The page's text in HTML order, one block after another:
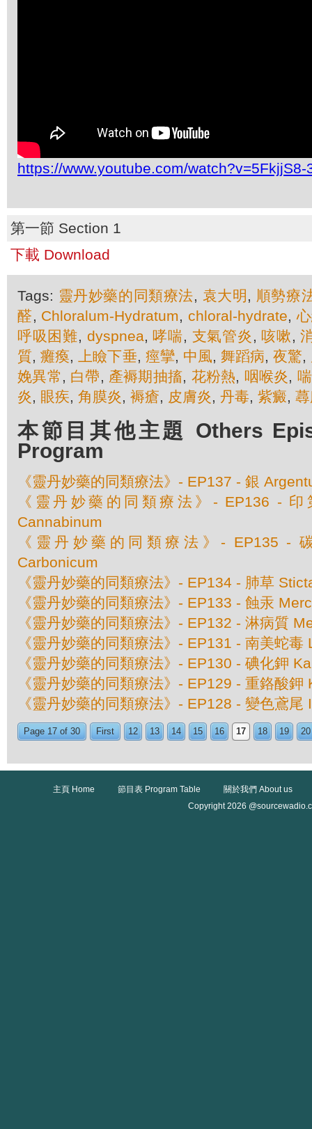
https://www.youtube.com/watch?v=5FkjjS8-
第一節 Section 1
下載 Download
Tags: 靈丹妙藥的同類療法, 袁大明 , 順勢療
醛, Chloralum-Hydratum, chloral-hydrate,
呼吸困難, dyspnea, 哮喘, 支氣管炎 , 咳嗽,
質,癱瘓, 上瞼下垂, 痙攣, 中風, 舞蹈病,夜驚,
娩異常 , 白帶, 產褥期抽搐, 花粉熱, 咽喉炎,
炎, 眼疾, 角膜炎, 褥瘡, 皮膚炎, 丹毒, 紫癜,
本節目其他主題 Others
Program
《靈丹妙藥的同類療法》- EP137 - 銀
《靈丹妙藥的同類療法》- EP136 - 印
Cannabinum
《靈丹妙藥的同類療法》- EP135 -
Carbonicum
《靈丹妙藥的同類療法》- EP134 - 肺草
《靈丹妙藥的同類療法》- EP133 - 蝕汞
《靈丹妙藥的同類療法》- EP132 - 淋病質
《靈丹妙藥的同類療法》- EP131 - 南美蛇毒
《靈丹妙藥的同類療法》- EP130 - 碘化鉀
《靈丹妙藥的同類療法》- EP129 - 重鉻酸
《靈丹妙藥的同類療法》- EP128 - 變色鳶尾
Page 17 of 30 First 12 13 14 15 16 17 18 19 20
主頁 Home 節目表 Program Table
關於我們 About us
Copyright 2026